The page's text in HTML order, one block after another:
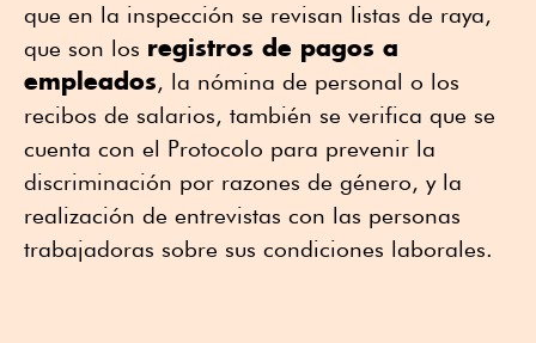
que en la inspección se revisan listas de raya,
que son los registros de pagos a
empleados, la nómina de personal o los
recibos de salarios, también se verifica que se
cuenta con el Protocolo para prevenir la
discriminación por razones de género, y la
realización de entrevistas con las personas
trabajadoras sobre sus condiciones laborales.